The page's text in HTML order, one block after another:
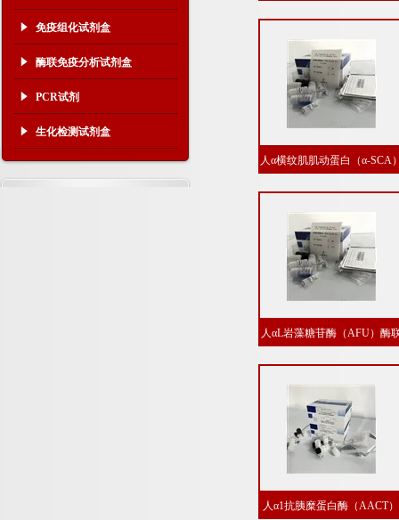
免疫组化试剂盒
酶联免疫分析试剂盒
PCR试剂
生化检测试剂盒
人α横纹肌肌动蛋白（α-SCA
人αL岩藻糖苷酶（AFU）酶
人α1抗胰糜蛋白酶（AACT）